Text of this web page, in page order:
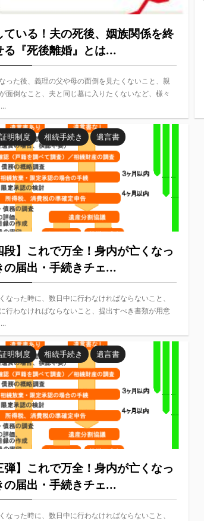
ている！夫の死後、姻族関係を終
る『死後離婚』とは...
った後、義理の父や母の面倒を見たくないこと、親
面倒なこと、夫と同じ墓に入りたくないなど、様々
明制度 相続手続き 遺言書
段】これで万全！身内が亡くなっ
の届出・手続きチェ...
なった時に、数日中に行わなければならないこと、
行わなければならないこと、提出すべき書類が用意
明制度 相続手続き 遺言書
弾】これで万全！身内が亡くなっ
の届出・手続きチェ...
なった時に、数日中に行わなければならないこと、